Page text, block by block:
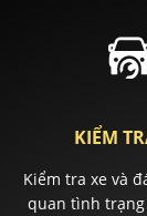
KIỂM
Kiểm tra xe và
quan tình trạng